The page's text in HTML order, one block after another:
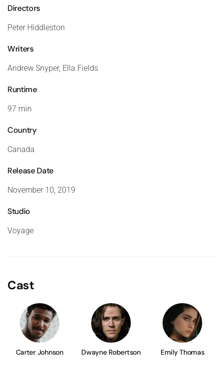
Directors
Peter Hiddleston
Writers
Andrew Snyper, Ella Fields
Runtime
97 min
Country
Canada
Release Date
November 10, 2019
Studio
Voyage
Cast
Carter Johnson Dwayne Robertson Emily Thomas